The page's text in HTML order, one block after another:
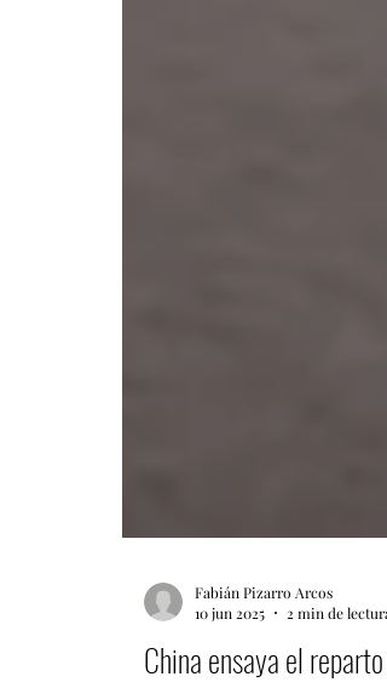
Fabián Pizarro Arcos
10 jun 2025
2 min de lectura